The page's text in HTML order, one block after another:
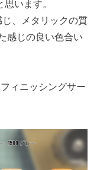
います。
、メタリックの質
感じの良い色合い
ィニッシングサー